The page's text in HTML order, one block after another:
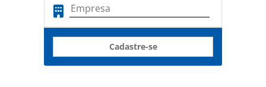
Cadastre-se